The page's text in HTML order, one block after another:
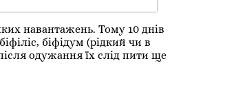
навантажень. Тому 10 днів
біфідум (рідкий чи в
одужання їх слід пити ще